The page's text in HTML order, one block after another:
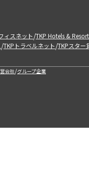
ィスネット/TKP Hotels &
/TKPトラベルネット/TKPスター
会社/グループ企業